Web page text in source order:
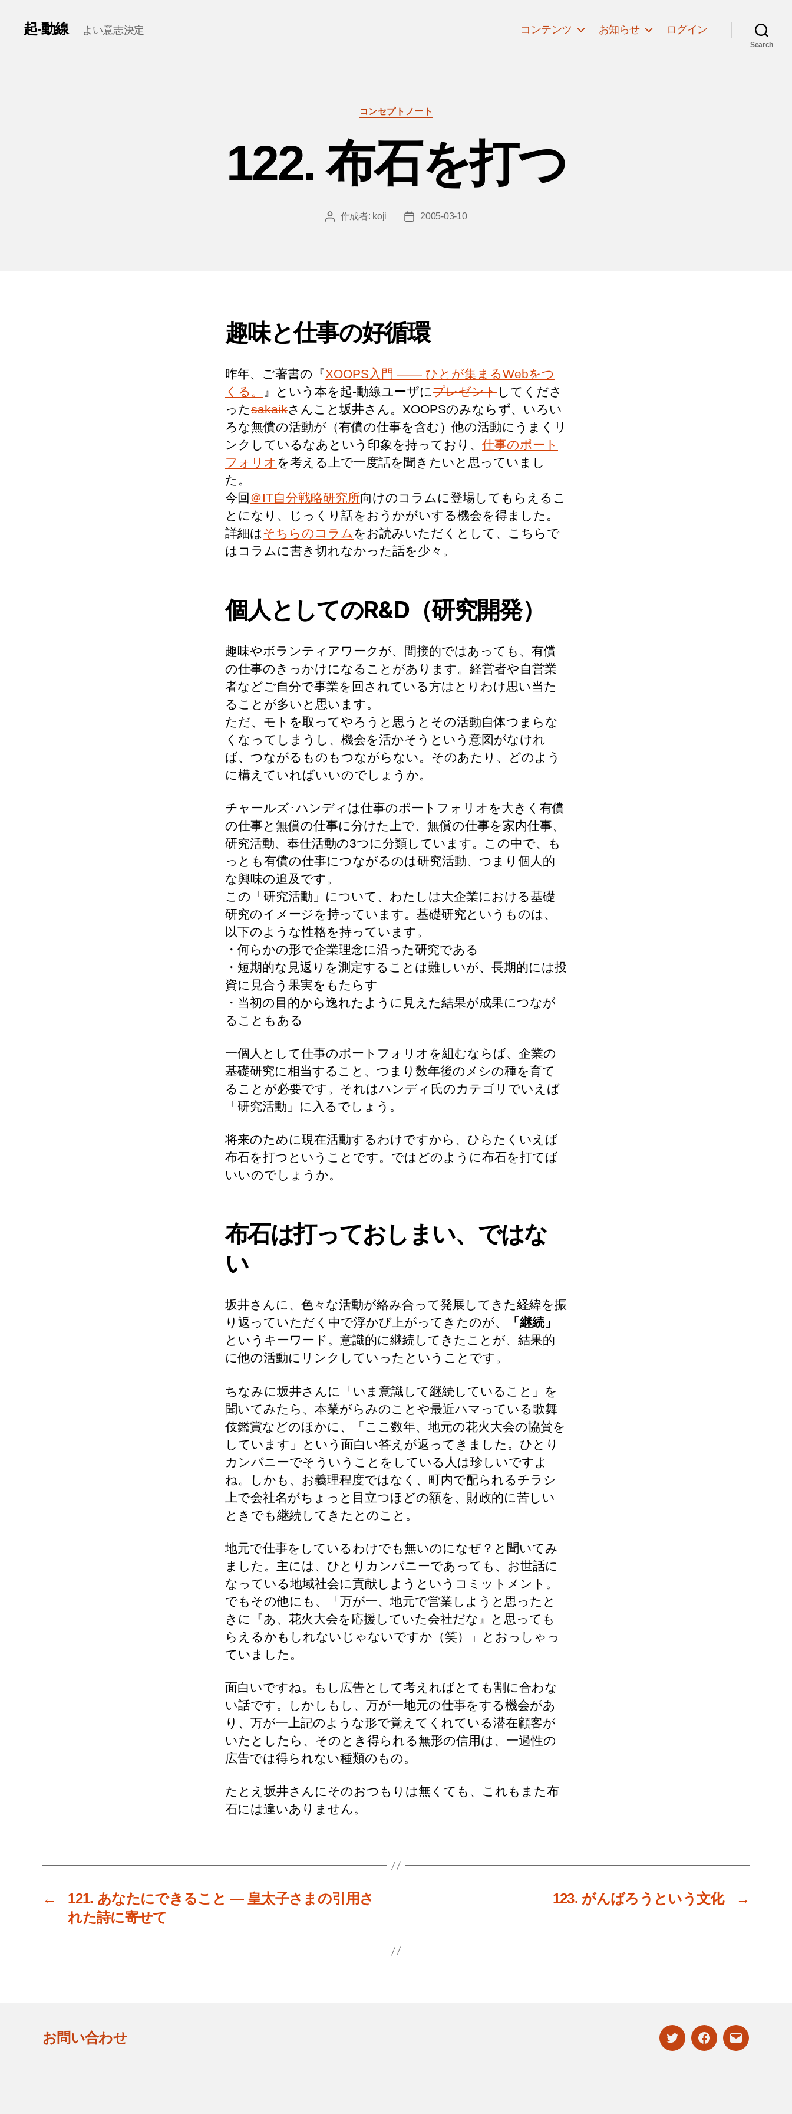
起-動線 よい意志決定 コンテンツ お知らせ ログイン
Search
カ
テ
リ
ー
コンセプトノート
122. 布石を打つ
投 作成者: koji
投
2005-03-10
趣味と仕事の好循環
昨年、ご著書の『XOOPS入門 ―― ひとが集まるWebをつ
くる。
』という本を起-動線ユーザにプレゼントしてくださ
ったsakaikさんこと坂井さん。XOOPSのみならず、いろい
ろな無償の活動が（有償の仕事を含む）他の活動にうまくリ
ンクしているなあという印象を持っており、 仕事のポート
フォリオ を考える上で一度話を聞きたいと思っていまし
た。
今回＠IT自分戦略研究所向けのコラムに登場してもらえるこ
とになり、じっくり話をおうかがいする機会を得ました。
詳細はそちらのコラム をお読みいただくとして、こちらで
はコラムに書き切れなかった話を少々。
個人としてのR&D（研究開発）
趣味やボランティアワークが、間接的ではあっても、有償
の仕事のきっかけになることがあります。経営者や自営業
者などご自分で事業を回されている方はとりわけ思い当た
ることが多いと思います。
ただ、モトを取ってやろうと思うとその活動自体つまらな
くなってしまうし、機会を活かそうという意図がなけれ
ば、つながるものもつながらない。そのあたり、どのよう
に構えていればいいのでしょうか。
チャールズ･ハンディは仕事のポートフォリオを大きく有償
の仕事と無償の仕事に分けた上で、無償の仕事を家内仕事、
研究活動、奉仕活動の3つに分類しています。この中で、も
っとも有償の仕事につながるのは研究活動、つまり個人的
な興味の追及です。
この「研究活動」について、わたしは大企業における基礎
研究のイメージを持っています。基礎研究というものは、
以下のような性格を持っています。
・何らかの形で企業理念に沿った研究である
・短期的な見返りを測定することは難しいが、長期的には投
資に見合う果実をもたらす
・当初の目的から逸れたように見えた結果が成果につなが
ることもある
一個人として仕事のポートフォリオを組むならば、企業の
基礎研究に相当すること、つまり数年後のメシの種を育て
ることが必要です。それはハンディ氏のカテゴリでいえば
「研究活動」に入るでしょう。
将来のために現在活動するわけですから、ひらたくいえば
布石を打つということです。ではどのように布石を打てば
いいのでしょうか。
布石は打っておしまい、ではな
い
坂井さんに、色々な活動が絡み合って発展してきた経緯を振
り返っていただく中で浮かび上がってきたのが、
「継続」
というキーワード。意識的に継続してきたことが、結果的
に他の活動にリンクしていったということです。
ちなみに坂井さんに「いま意識して継続していること」を
聞いてみたら、本業がらみのことや最近ハマっている歌舞
伎鑑賞などのほかに、「ここ数年、地元の花火大会の協賛を
しています」という面白い答えが返ってきました。ひとり
カンパニーでそういうことをしている人は珍しいですよ
ね。しかも、お義理程度ではなく、町内で配られるチラシ
上で会社名がちょっと目立つほどの額を、財政的に苦しい
ときでも継続してきたとのこと。
地元で仕事をしているわけでも無いのになぜ？と聞いてみ
ました。主には、ひとりカンパニーであっても、お世話に
なっている地域社会に貢献しようというコミットメント。
でもその他にも、「万が一、地元で営業しようと思ったと
きに『あ、花火大会を応援していた会社だな』と思っても
らえるかもしれないじゃないですか（笑）」とおっしゃっ
ていました。
面白いですね。もし広告として考えればとても割に合わな
い話です。しかしもし、万が一地元の仕事をする機会があ
り、万が一上記のような形で覚えてくれている潜在顧客が
いたとしたら、そのとき得られる無形の信用は、一過性の
広告では得られない種類のもの。
たとえ坂井さんにそのおつもりは無くても、これもまた布
石には違いありません。
←
121. あなたにできること ― 皇太子さまの引用さ
れた詩に寄せて
→
123. がんばろうという文化
お問い合わせ twitter facebookmailto